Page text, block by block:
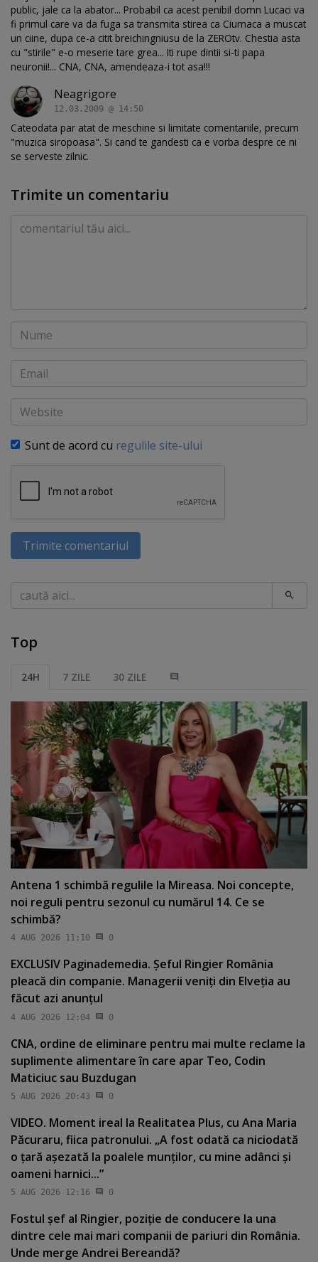
public, jale ca la abator... Probabil ca acest penibil domn Lucaci va
fi primul care va da fuga sa transmita stirea ca Ciumaca a muscat
un ciine, dupa ce-a citit breichingniusu de la ZEROtv. Chestia asta
cu "stirile" e-o meserie tare grea... Iti rupe dintii si-ti papa
neuronii!... CNA, CNA, amendeaza-i tot asa!!!
Neagrigore
12.03.2009 @ 14:50
Cateodata par atat de meschine si limitate comentariile, precum
"muzica siropoasa". Si cand te gandesti ca e vorba despre ce ni
se serveste zilnic.
Trimite un comentariu
Comentariu
Nume
Email
Website
Sunt de acord cu regulile site-ului
Trimite comentariul
Caută
Top
24H 7 ZILE 30 ZILE
Antena 1 schimbă regulile la Mireasa. Noi concepte,
noi reguli pentru sezonul cu numărul 14. Ce se
schimbă?
4 AUG 2026 11:10 0
EXCLUSIV Paginademedia. Şeful Ringier România
pleacă din companie. Managerii veniţi din Elveţia au
făcut azi anunţul
4 AUG 2026 12:04 0
CNA, ordine de eliminare pentru mai multe reclame la
suplimente alimentare în care apar Teo, Codin
Maticiuc sau Buzdugan
5 AUG 2026 20:43 0
VIDEO. Moment ireal la Realitatea Plus, cu Ana Maria
Păcuraru, fiica patronului. „A fost odată ca niciodată
o ţară aşezată la poalele munţilor, cu mine adânci şi
oameni harnici...”
5 AUG 2026 12:16 0
Fostul şef al Ringier, poziţie de conducere la una
dintre cele mai mari companii de pariuri din România.
Unde merge Andrei Bereandă?